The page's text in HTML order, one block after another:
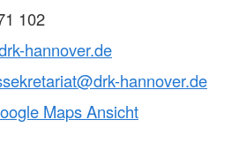
102
hannover.de
hannover.de
Maps Ansicht